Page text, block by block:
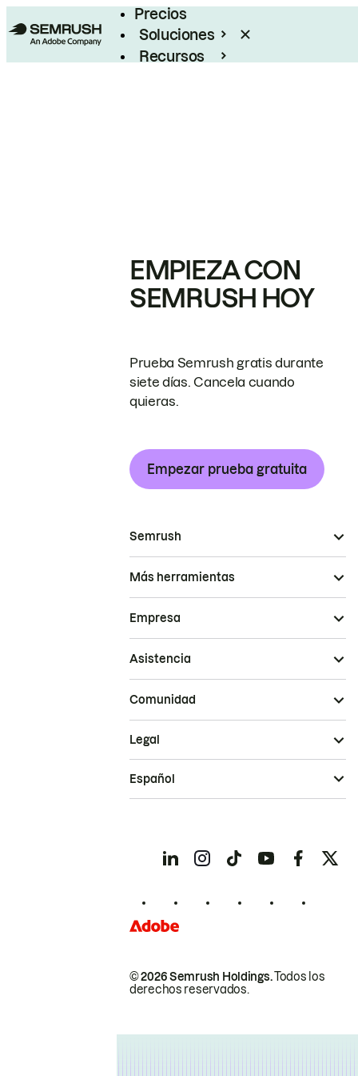
Precios
Soluciones
Recursos
EMPIEZA CON
SEMRUSH HOY
Prueba Semrush gratis durante
siete días. Cancela cuando
quieras.
Empezar prueba gratuita
Semrush
Más herramientas
Empresa
Asistencia
Comunidad
© 2026 Semrush Holdings.Todos los
derechos reservados.
Legal
Español